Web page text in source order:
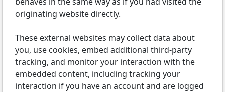
originating website directly.
These external websites may collect data about
you, use cookies, embed additional third-party
tracking, and monitor your interaction with the
embedded content, including tracking your
interaction if you have an account and are logged